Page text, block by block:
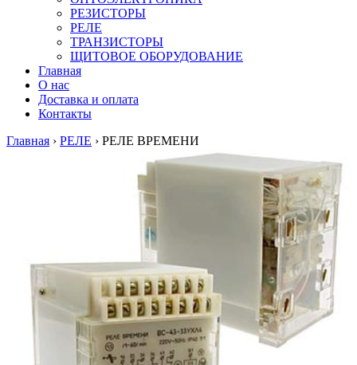
РЕЗИСТОРЫ
РЕЛЕ
ТРАНЗИСТОРЫ
ЩИТОВОЕ ОБОРУДОВАНИЕ
Главная
О нас
Доставка и оплата
Контакты
Главная › РЕЛЕ › РЕЛЕ ВРЕМЕНИ